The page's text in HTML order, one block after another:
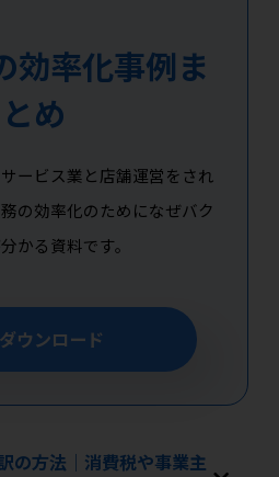
効率化事例ま
とめ
ービス業と店舗運営をされ
の効率化のためになぜバク
かる資料です。
ウンロード
の方法｜消費税や事業主